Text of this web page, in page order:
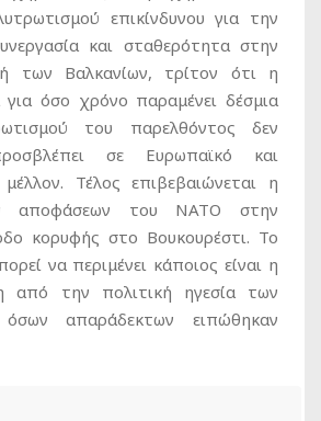
επικίνδυνου για την
και σταθερότητα στην
των Βαλκανίων, τρίτον ότι η
για όσο χρόνο παραμένει δέσμια
του παρελθόντος δεν
σε Ευρωπαϊκό και
Τέλος επιβεβαιώνεται η
αποφάσεων του ΝΑΤΟ στην
κορυφής στο Βουκουρέστι. Το
να περιμένει κάποιος είναι η
από την πολιτική ηγεσία των
απαράδεκτων ειπώθηκαν